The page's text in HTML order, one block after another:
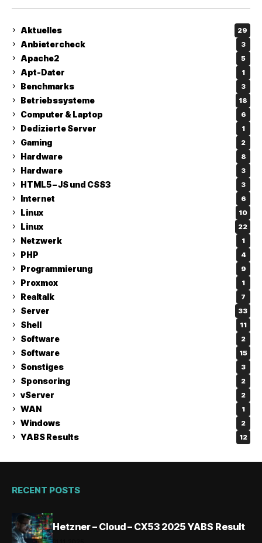
Aktuelles 29
Anbietercheck 3
Apache2 5
Apt-Dater 1
Benchmarks 3
Betriebssysteme 18
Computer & Laptop 6
Dedizierte Server 1
Gaming 2
Hardware 8
Hardware 3
HTML5 – JS und CSS3 3
Internet 6
Linux 10
Linux 22
Netzwerk 1
PHP 4
Programmierung 9
Proxmox 1
Realtalk 7
Server 33
Shell 11
Software 2
Software 15
Sonstiges 3
Sponsoring 2
vServer 2
WAN 1
Windows 2
YABS Results 12
RECENT POSTS
Hetzner – Cloud – CX53 2025 YABS Result